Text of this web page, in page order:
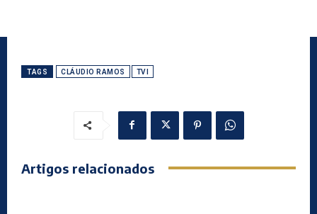
TAGS CLÁUDIO RAMOS TVI
Artigos relacionados